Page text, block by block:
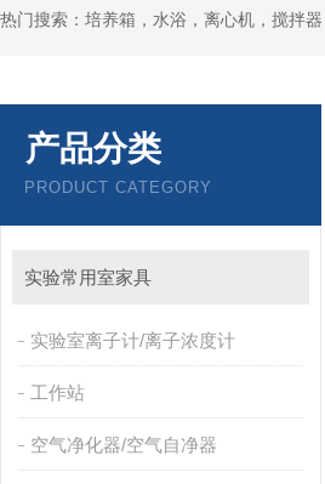
热门搜索：培养箱，水浴，离心机，搅拌器
产品分类
PRODUCT CATEGORY
实验常用室家具
实验室离子计/离子浓度计
工作站
空气净化器/空气自净器